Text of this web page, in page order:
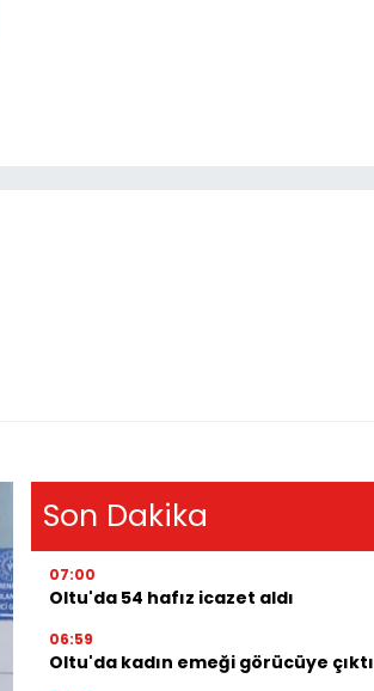
Son Dakika
07:00
Oltu'da 54 hafız icazet aldı
06:59
Oltu'da kadın emeği görücüye çıktı